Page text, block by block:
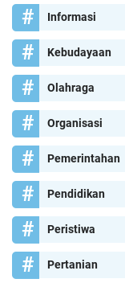
Informasi
Kebudayaan
Olahraga
Organisasi
Pemerintahan
Pendidikan
Peristiwa
Pertanian